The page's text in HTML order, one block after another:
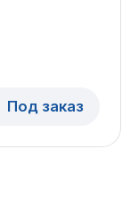
Под заказ